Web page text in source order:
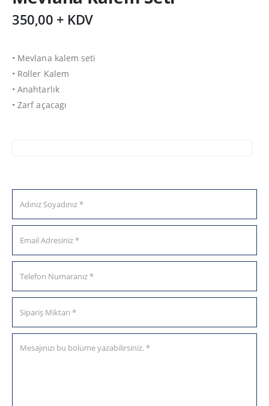
350,00 + KDV
• Mevlana kalem seti
• Roller Kalem
• Anahtarlık
• Zarf açacagı